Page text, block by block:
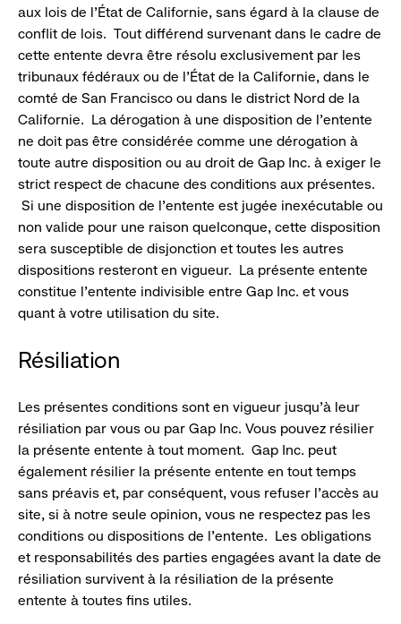
aux lois de l’État de Californie, sans égard à la clause de
conflit de lois. Tout différend survenant dans le cadre de
cette entente devra être résolu exclusivement par les
tribunaux fédéraux ou de l’État de la Californie, dans le
comté de San Francisco ou dans le district Nord de la
Californie. La dérogation à une disposition de l’entente
ne doit pas être considérée comme une dérogation à
toute autre disposition ou au droit de Gap Inc. à exiger le
strict respect de chacune des conditions aux présentes.
Si une disposition de l’entente est jugée inexécutable ou
non valide pour une raison quelconque, cette disposition
sera susceptible de disjonction et toutes les autres
dispositions resteront en vigueur. La présente entente
constitue l’entente indivisible entre Gap Inc. et vous
quant à votre utilisation du site.
Résiliation
Les présentes conditions sont en vigueur jusqu’à leur
résiliation par vous ou par Gap Inc. Vous pouvez résilier
la présente entente à tout moment. Gap Inc. peut
également résilier la présente entente en tout temps
sans préavis et, par conséquent, vous refuser l’accès au
site, si à notre seule opinion, vous ne respectez pas les
conditions ou dispositions de l’entente. Les obligations
et responsabilités des parties engagées avant la date de
résiliation survivent à la résiliation de la présente
entente à toutes fins utiles.